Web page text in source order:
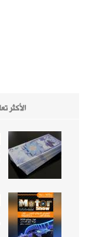
الأكثر